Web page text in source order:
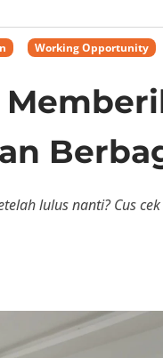
Working Opportunity
lulus nanti? Cus